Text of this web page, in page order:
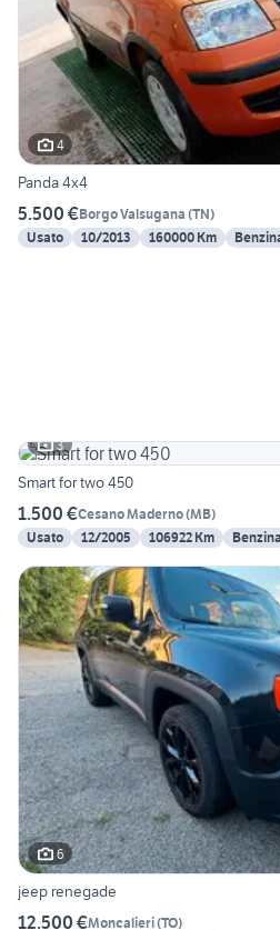
4
Panda 4x4
5.500 €Borgo Valsugana (TN)
Usato
10/2013 160000 Km
3
Smart for two 450
1.500 €Cesano Maderno(MB)
Usato
12/2005 106922 Km Benzina
6
jeep renegade
12.500 €Moncalieri(TO)